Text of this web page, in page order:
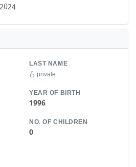
LAST NAME
private
YEAR OF BIRTH
1996
NO. OF CHILDREN
0